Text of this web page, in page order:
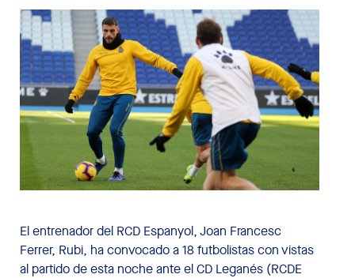
El entrenador del RCD Espanyol, Joan Francesc
Ferrer, Rubi, ha convocado a 18 futbolistas con vistas
al partido de esta noche ante el CD Leganés (RCDE